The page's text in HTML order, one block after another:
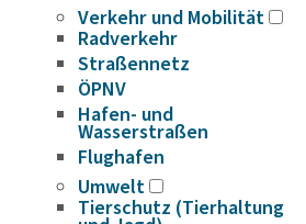
Verkehr und Mobilität
Radverkehr
Straßennetz
ÖPNV
Hafen- und
Wasserstraßen
Flughafen
Umwelt
Tierschutz (Tierhaltung